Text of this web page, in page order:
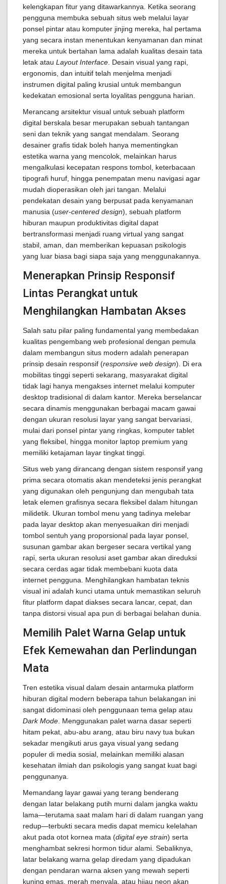
kelengkapan fitur yang ditawarkannya. Ketika seorang
pengguna membuka sebuah situs web melalui layar
ponsel pintar atau komputer jinjing mereka, hal pertama
yang secara instan menentukan kenyamanan dan minat
mereka untuk bertahan lama adalah kualitas desain tata
letak atau Layout Interface . Desain visual yang rapi,
ergonomis, dan intuitif telah menjelma menjadi
instrumen digital paling krusial untuk membangun
kedekatan emosional serta loyalitas pengguna harian.
Merancang arsitektur visual untuk sebuah platform
digital berskala besar merupakan sebuah tantangan
seni dan teknik yang sangat mendalam. Seorang
desainer grafis tidak boleh hanya mementingkan
estetika warna yang mencolok, melainkan harus
mengalkulasi kecepatan respons tombol, keterbacaan
tipografi huruf, hingga penempatan menu navigasi agar
mudah dioperasikan oleh jari tangan. Melalui
pendekatan desain yang berpusat pada kenyamanan
manusia (user-centered design), sebuah platform
hiburan maupun produktivitas digital dapat
bertransformasi menjadi ruang virtual yang sangat
stabil, aman, dan memberikan kepuasan psikologis
yang luar biasa bagi siapa saja yang menggunakannya.
Menerapkan Prinsip Responsif
Lintas Perangkat untuk
Menghilangkan Hambatan Akses
Salah satu pilar paling fundamental yang membedakan
kualitas pengembang web profesional dengan pemula
dalam membangun situs modern adalah penerapan
prinsip desain responsif (responsive web design). Di era
mobilitas tinggi seperti sekarang, masyarakat digital
tidak lagi hanya mengakses internet melalui komputer
desktop tradisional di dalam kantor. Mereka berselancar
secara dinamis menggunakan berbagai macam gawai
dengan ukuran resolusi layar yang sangat bervariasi,
mulai dari ponsel pintar yang ringkas, komputer tablet
yang fleksibel, hingga monitor laptop premium yang
memiliki ketajaman layar tingkat tinggi.
Situs web yang dirancang dengan sistem responsif yang
prima secara otomatis akan mendeteksi jenis perangkat
yang digunakan oleh pengunjung dan mengubah tata
letak elemen grafisnya secara fleksibel dalam hitungan
milidetik. Ukuran tombol menu yang tadinya melebar
pada layar desktop akan menyesuaikan diri menjadi
tombol sentuh yang proporsional pada layar ponsel,
susunan gambar akan bergeser secara vertikal yang
rapi, serta ukuran resolusi aset gambar akan direduksi
secara cerdas agar tidak membebani kuota data
internet pengguna. Menghilangkan hambatan teknis
visual ini adalah kunci utama untuk memastikan seluruh
fitur platform dapat diakses secara lancar, cepat, dan
tanpa distorsi visual apa pun di berbagai belahan dunia.
Memilih Palet Warna Gelap untuk
Efek Kemewahan dan Perlindungan
Mata
Tren estetika visual dalam desain antarmuka platform
hiburan digital modern beberapa tahun belakangan ini
sangat didominasi oleh penggunaan tema gelap atau
Dark Mode . Menggunakan palet warna dasar seperti
hitam pekat, abu-abu arang, atau biru navy tua bukan
sekadar mengikuti arus gaya visual yang sedang
populer di media sosial, melainkan memiliki alasan
kesehatan ilmiah dan psikologis yang sangat kuat bagi
penggunanya.
Memandang layar gawai yang terang benderang
dengan latar belakang putih murni dalam jangka waktu
lama—terutama saat malam hari di dalam ruangan yang
redup—terbukti secara medis dapat memicu kelelahan
akut pada otot kornea mata (digital eye strain) serta
menghambat sekresi hormon tidur alami. Sebaliknya,
latar belakang warna gelap diredam yang dipadukan
dengan pendaran warna aksen yang mewah seperti
kuning emas, merah menyala, atau hijau neon akan